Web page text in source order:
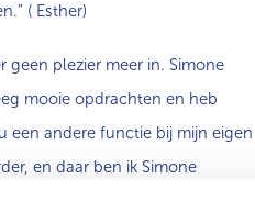
( Esther)
geen plezier meer in. Simone
mooie opdrachten en heb
een andere functie bij mijn eigen
en daar ben ik Simone
kan aanraden die